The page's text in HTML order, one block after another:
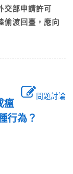
交部申請許可
偷渡回臺，應向
問題討論
瘟
行為？